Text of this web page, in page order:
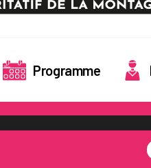
Programme